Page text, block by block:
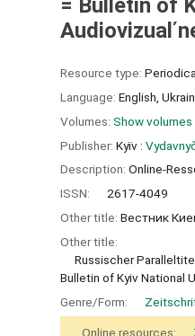
= Bulletin of
Resource type:
Language: English
Volumes: Show volumes
Publisher: Kyïv :
Description: Online-
ISSN:
2617-4049
Other title: Вестник
Other title:
Russischer
Bulletin of Kyiv National
Genre/Form:
Online resources: